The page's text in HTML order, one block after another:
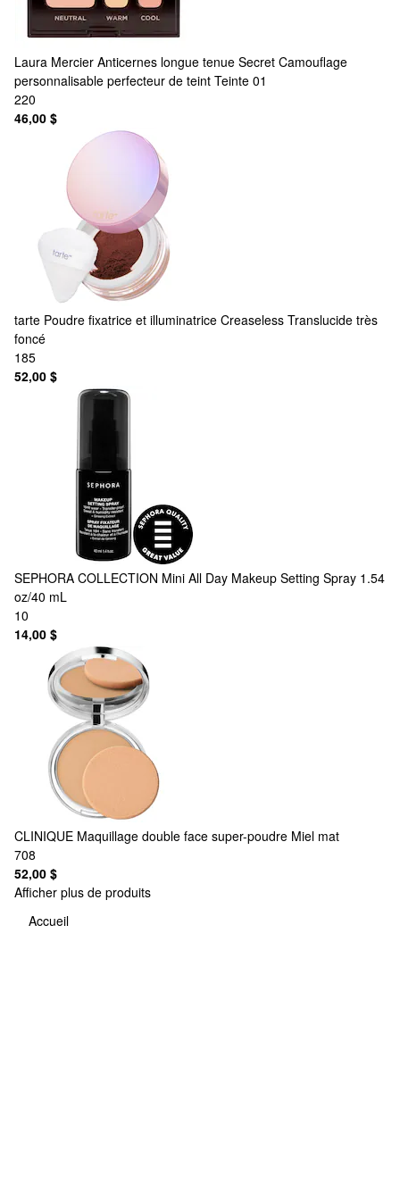
Laura Mercier Anticernes longue tenue Secret Camouflage
personnalisable perfecteur de teint Teinte 01
220
46,00 $
tarte Poudre fixatrice et illuminatrice Creaseless Translucide très
foncé
185
52,00 $
SEPHORA COLLECTION Mini All Day Makeup Setting Spray 1.54
oz/40 mL
10
14,00 $
CLINIQUE Maquillage double face super-poudre Miel mat
708
52,00 $
Afficher plus de produits
Accueil